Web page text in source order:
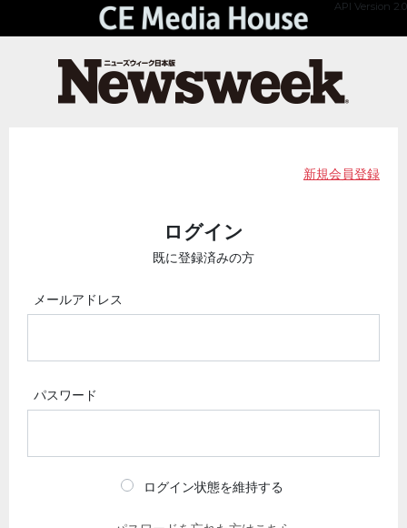
API Version 2.0
新規会員登録
ログイン
既に登録済みの方
メールアドレス
パスワード
ログイン状態を維持する